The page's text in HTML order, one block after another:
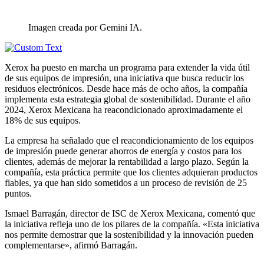
Imagen creada por Gemini IA.
Xerox ha puesto en marcha un programa para extender la vida útil
de sus equipos de impresión, una iniciativa que busca reducir los
residuos electrónicos. Desde hace más de ocho años, la compañía
implementa esta estrategia global de sostenibilidad. Durante el año
2024, Xerox Mexicana ha reacondicionado aproximadamente el
18% de sus equipos.
La empresa ha señalado que el reacondicionamiento de los equipos
de impresión puede generar ahorros de energía y costos para los
clientes, además de mejorar la rentabilidad a largo plazo. Según la
compañía, esta práctica permite que los clientes adquieran productos
fiables, ya que han sido sometidos a un proceso de revisión de 25
puntos.
Ismael Barragán, director de ISC de Xerox Mexicana, comentó que
la iniciativa refleja uno de los pilares de la compañía. «Esta iniciativa
nos permite demostrar que la sostenibilidad y la innovación pueden
complementarse», afirmó Barragán.